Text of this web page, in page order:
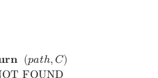
𝐫𝐧 (𝑝𝑎𝑡ℎ,𝐶)